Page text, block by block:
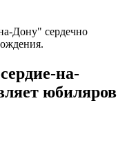
Дону" сердечно
на-
юбиляров